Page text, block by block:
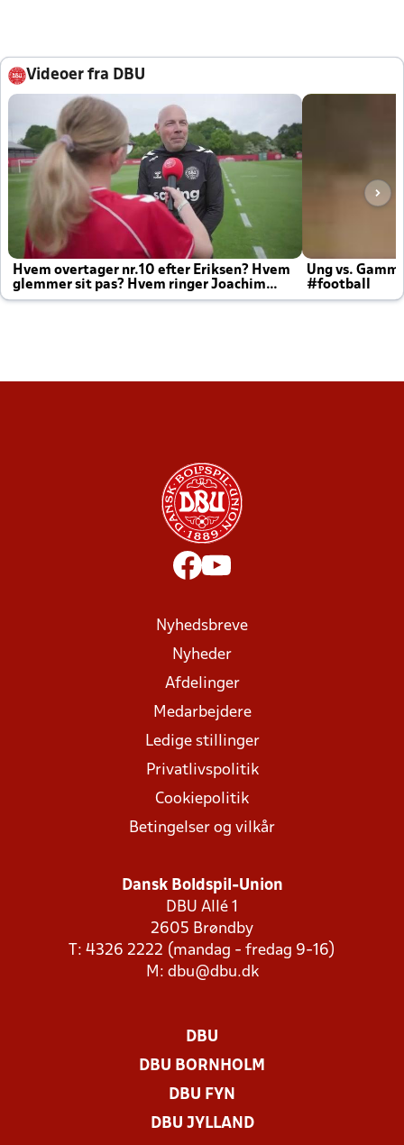
Videoer fra DBU
Hvem overtager nr.10 efter Eriksen? Hvem
glemmer sit pas? Hvem ringer Joachim
altid til efter kampe?
Ung vs.
#football
Nyhedsbreve
Nyheder
Afdelinger
Medarbejdere
Ledige stillinger
Privatlivspolitik
Cookiepolitik
Betingelser og vilkår
Dansk Boldspil-Union
DBU Allé 1
2605 Brøndby
T: 4326 2222 (mandag - fredag 9-16)
M: dbu@dbu.dk
DBU
DBU BORNHOLM
DBU FYN
DBU JYLLAND